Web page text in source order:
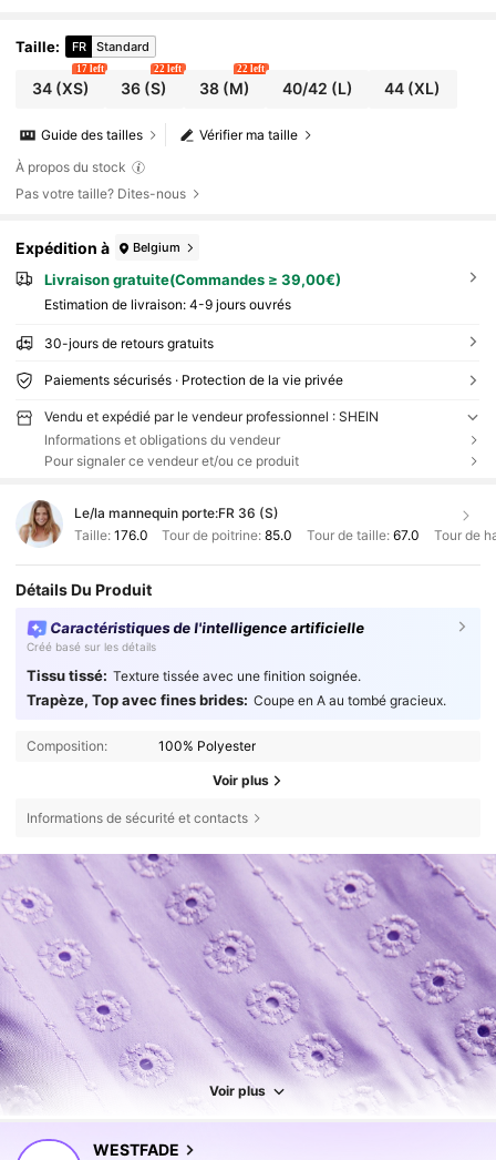
Taille: FR Standard
34(XS)
17 left
36 (S)
22 left
38(M)
22 left
40/42 (L) 44 (XL)
Vérifier ma taille
Guide des tailles
À propos du stock
Pas votre taille? Dites-nous
Expédition à Belgium
Livraison gratuite(Commandes ≥ 39,00€)
Estimation de livraison: 4-9 jours ouvrés
30-jours de retours gratuits
Paiements sécurisés · Protection de la vie privée
Vendu et expédié par le vendeur professionnel : SHEIN
Informations et obligations du vendeur
Pour signaler ce vendeur et/ou ce produit
Le/la mannequin porte:FR 36 (S)
Taille: 176.0 Tour de poitrine:85.0 Tour de taille: 67.0 Tour de
Détails Du Produit
Caractéristiques de l'intelligence artificielle
Créé basé sur les détails
Tissu tissé: Texture tissée avec une finition soignée.
Trapèze, Top avec fines brides: Coupe en A au tombé gracieux.
Composition: 100% Polyester
Voir plus
Informations de sécurité et contacts
Voir plus
WESTFADE
s***aest en train de naviguer